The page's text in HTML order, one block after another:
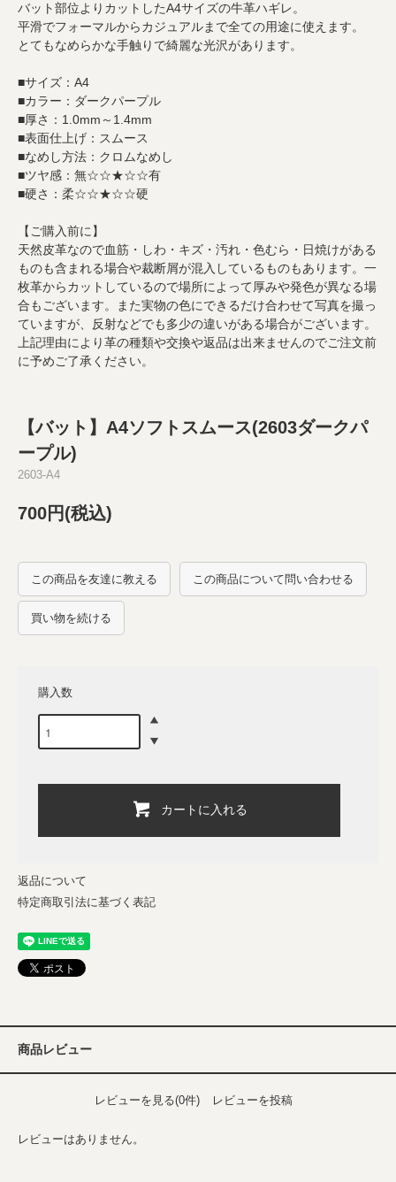
バット部位よりカットしたA4サイズの牛革ハギレ。
平滑でフォーマルからカジュアルまで全ての用途に使えます。
とてもなめらかな手触りで綺麗な光沢があります。
■サイズ：A4
■カラー：ダークパープル
■厚さ：1.0mm～1.4mm
■表面仕上げ：スムース
■なめし方法：クロムなめし
■ツヤ感：無☆☆★☆☆有
■硬さ：柔☆☆★☆☆硬
【ご購入前に】
天然皮革なので血筋・しわ・キズ・汚れ・色むら・日焼けがある
ものも含まれる場合や裁断屑が混入しているものもあります。一
枚革からカットしているので場所によって厚みや発色が異なる場
合もございます。また実物の色にできるだけ合わせて写真を撮っ
ていますが、反射などでも多少の違いがある場合がございます。
上記理由により革の種類や交換や返品は出来ませんのでご注文前
に予めご了承ください。
【バット】A4ソフトスムース(2603ダークパ
ープル)
2603-A4
700円(税込)
この商品を友達に教える この商品について問い合わせる
買い物を続ける
購入数
カートに入れる
返品について
特定商取引法に基づく表記
商品レビュー
レビューを見る(0件) レビューを投稿
レビューはありません。